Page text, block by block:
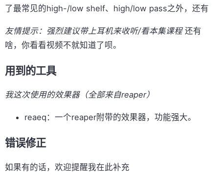
了最常见的high-/low shelf、high/low pass之外，还有
友情提示：强烈建议带上耳机来收听/看本集课程还有
啥，你看看视频不就知道了呗。
用到的工具
我这次使用的效果器（全部来自reaper）
reaeq：一个reaper附带的效果器，功能强大。
错误修正
如果有的话，欢迎提醒我在此补充